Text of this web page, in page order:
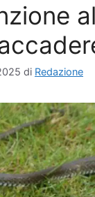
di Redazione